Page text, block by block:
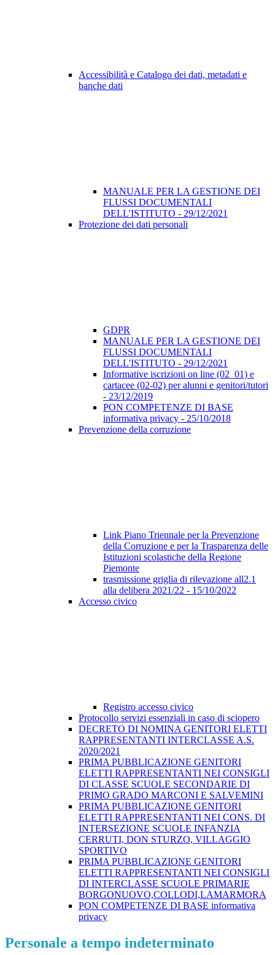
Accessibilità e Catalogo dei dati, metadati e
banche dati
MANUALE PER LA GESTIONE DEI
FLUSSI DOCUMENTALI
DELL'ISTITUTO - 29/12/2021
Protezione dei dati personali
GDPR
MANUALE PER LA GESTIONE DEI
FLUSSI DOCUMENTALI
DELL'ISTITUTO - 29/12/2021
Informative iscrizioni on line (02_01) e
cartacee (02-02) per alunni e genitori/tutori
- 23/12/2019
PON COMPETENZE DI BASE
informativa privacy - 25/10/2018
Prevenzione della corruzione
Link Piano Triennale per la Prevenzione
della Corruzione e per la Trasparenza delle
Istituzioni scolastiche della Regione
Piemonte
trasmissione griglia di rilevazione all2.1
alla delibera 2021/22 - 15/10/2022
Accesso civico
Registro accesso civico
Protocollo servizi essenziali in caso di sciopero
DECRETO DI NOMINA GENITORI ELETTI
RAPPRESENTANTI INTERCLASSE A.S.
2020/2021
PRIMA PUBBLICAZIONE GENITORI
ELETTI RAPPRESENTANTI NEI CONSIGLI
DI CLASSE SCUOLE SECONDARIE DI
PRIMO GRADO MARCONI E SALVEMINI
PRIMA PUBBLICAZIONE GENITORI
ELETTI RAPPRESENTANTI NEI CONS. DI
INTERSEZIONE SCUOLE INFANZIA
CERRUTI, DON STURZO, VILLAGGIO
SPORTIVO
PRIMA PUBBLICAZIONE GENITORI
ELETTI RAPPRESENTANTI NEI CONSIGLI
DI INTERCLASSE SCUOLE PRIMARIE
BORGONUOVO,COLLODI,LAMARMORA
PON COMPETENZE DI BASE informativa
privacy
Personale a tempo indeterminato